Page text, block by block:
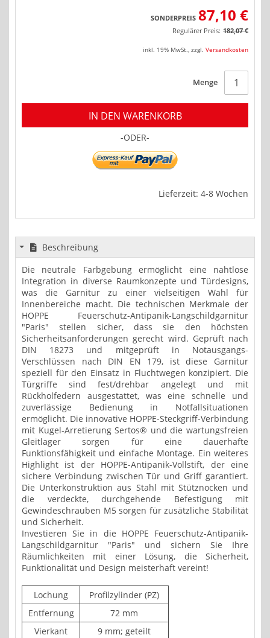
SONDERPREIS 87,10 €
Regulärer Preis: 182,07 €
inkl. 19% MwSt., zzgl. Versandkosten
Menge
IN DEN WARENKORB
-ODER-
Lieferzeit: 4-8 Wochen
Beschreibung
Die neutrale Farbgebung ermöglicht eine nahtlose
Integration in diverse Raumkonzepte und Türdesigns,
was die Garnitur zu einer vielseitigen Wahl für
Innenbereiche macht. Die technischen Merkmale der
HOPPE Feuerschutz-Antipanik-Langschildgarnitur
"Paris" stellen sicher, dass sie den höchsten
Sicherheitsanforderungen gerecht wird. Geprüft nach
DIN 18273 und mitgeprüft in Notausgangs-
Verschlüssen nach DIN EN 179, ist diese Garnitur
speziell für den Einsatz in Fluchtwegen konzipiert. Die
Türgriffe sind fest/drehbar angelegt und mit
Rückholfedern ausgestattet, was eine schnelle und
zuverlässige Bedienung in Notfallsituationen
ermöglicht. Die innovative HOPPE-Steckgriff-Verbindung
mit Kugel-Arretierung Sertos® und die wartungsfreien
Gleitlager sorgen für eine dauerhafte
Funktionsfähigkeit und einfache Montage. Ein weiteres
Highlight ist der HOPPE-Antipanik-Vollstift, der eine
sichere Verbindung zwischen Tür und Griff garantiert.
Die Unterkonstruktion aus Stahl mit Stütznocken und
die verdeckte, durchgehende Befestigung mit
Gewindeschrauben M5 sorgen für zusätzliche Stabilität
und Sicherheit.
Investieren Sie in die HOPPE Feuerschutz-Antipanik-
Langschildgarnitur "Paris" und sichern Sie Ihre
Räumlichkeiten mit einer Lösung, die Sicherheit,
Funktionalität und Design meisterhaft vereint!
Lochung
Profilzylinder (PZ)
Entfernung
72 mm
Vierkant
9 mm; geteilt